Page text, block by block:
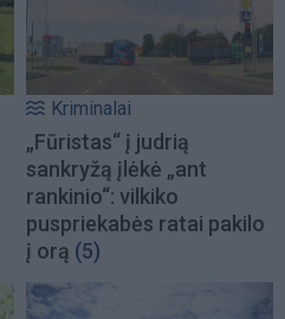
Kriminalai
„Fūristas“ į judrią
sankryžą įlėkė „ant
rankinio“: vilkiko
puspriekabės ratai pakilo
į orą (5)